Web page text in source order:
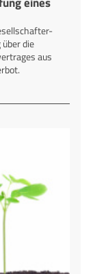
die
aus